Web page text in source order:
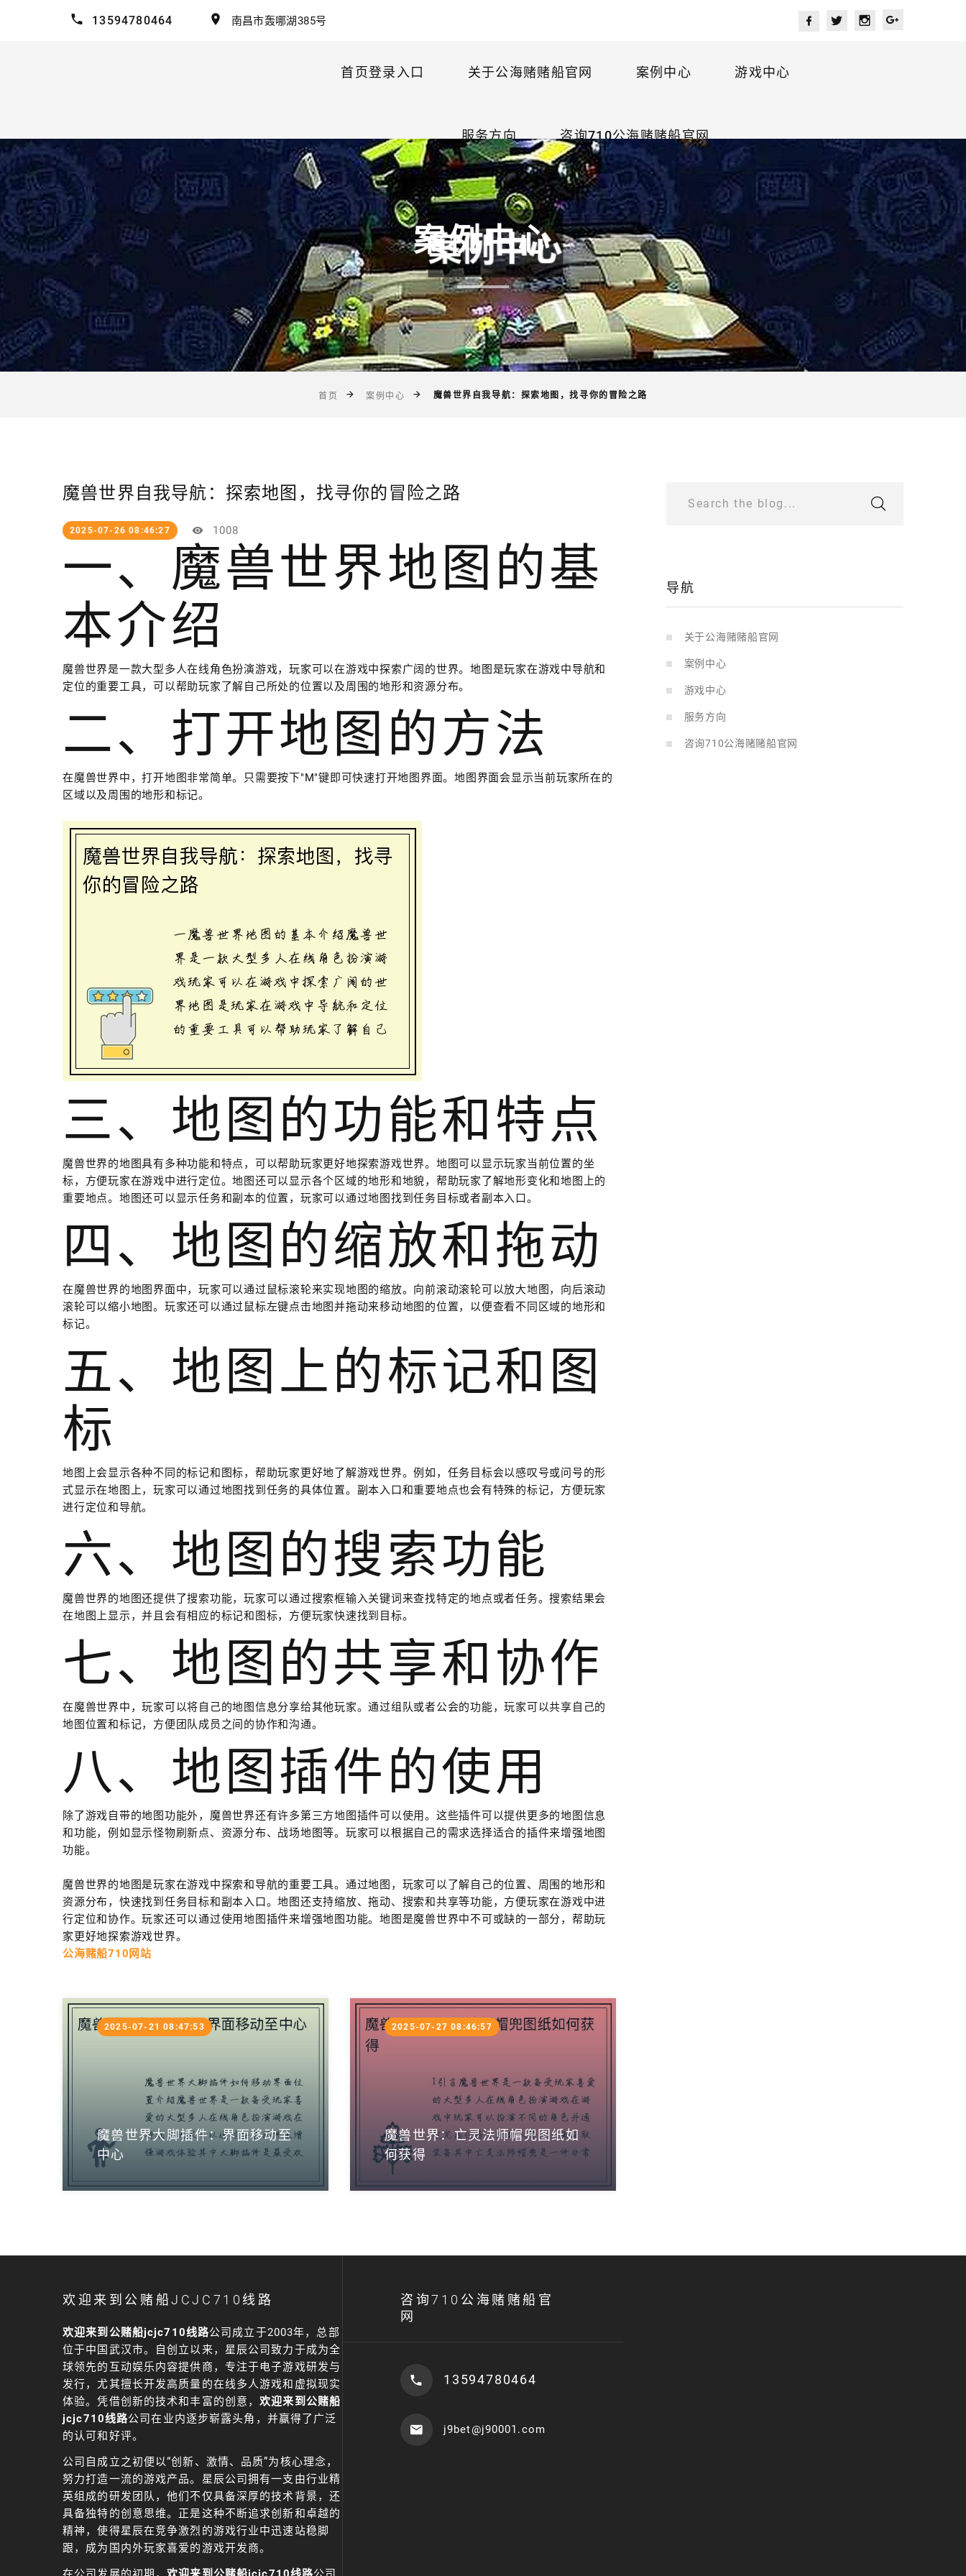
13594780464 南昌市轰哪湖385号
首页登录入口 关于公海赌赌船官网 案例中心 游戏中心
服务方向 咨询710公海赌赌船官网
案例中心
首页 案例中心 魔兽世界自我导航：探索地图，找寻你的冒险之路
魔兽世界自我导航：探索地图，找寻你的冒险之路
2025-07-26 08:46:27 1008
一、魔兽世界地图的基
本介绍
魔兽世界是一款大型多人在线角色扮演游戏，玩家可以在游戏中探索广阔的世界。地图是玩家在游戏中导航和
定位的重要工具，可以帮助玩家了解自己所处的位置以及周围的地形和资源分布。
二、打开地图的方法
在魔兽世界中，打开地图非常简单。只需要按下"M"键即可快速打开地图界面。地图界面会显示当前玩家所在的
区域以及周围的地形和标记。
三、地图的功能和特点
魔兽世界的地图具有多种功能和特点，可以帮助玩家更好地探索游戏世界。地图可以显示玩家当前位置的坐
标，方便玩家在游戏中进行定位。地图还可以显示各个区域的地形和地貌，帮助玩家了解地形变化和地图上的
重要地点。地图还可以显示任务和副本的位置，玩家可以通过地图找到任务目标或者副本入口。
四、地图的缩放和拖动
在魔兽世界的地图界面中，玩家可以通过鼠标滚轮来实现地图的缩放。向前滚动滚轮可以放大地图，向后滚动
滚轮可以缩小地图。玩家还可以通过鼠标左键点击地图并拖动来移动地图的位置，以便查看不同区域的地形和
标记。
五、地图上的标记和图
标
地图上会显示各种不同的标记和图标，帮助玩家更好地了解游戏世界。例如，任务目标会以感叹号或问号的形
式显示在地图上，玩家可以通过地图找到任务的具体位置。副本入口和重要地点也会有特殊的标记，方便玩家
进行定位和导航。
六、地图的搜索功能
魔兽世界的地图还提供了搜索功能，玩家可以通过搜索框输入关键词来查找特定的地点或者任务。搜索结果会
在地图上显示，并且会有相应的标记和图标，方便玩家快速找到目标。
七、地图的共享和协作
在魔兽世界中，玩家可以将自己的地图信息分享给其他玩家。通过组队或者公会的功能，玩家可以共享自己的
地图位置和标记，方便团队成员之间的协作和沟通。
八、地图插件的使用
除了游戏自带的地图功能外，魔兽世界还有许多第三方地图插件可以使用。这些插件可以提供更多的地图信息
和功能，例如显示怪物刷新点、资源分布、战场地图等。玩家可以根据自己的需求选择适合的插件来增强地图
功能。
魔兽世界的地图是玩家在游戏中探索和导航的重要工具。通过地图，玩家可以了解自己的位置、周围的地形和
资源分布，快速找到任务目标和副本入口。地图还支持缩放、拖动、搜索和共享等功能，方便玩家在游戏中进
行定位和协作。玩家还可以通过使用地图插件来增强地图功能。地图是魔兽世界中不可或缺的一部分，帮助玩
家更好地探索游戏世界。
公海赌船710网站
魔兽世界大脚插件：界面移动至
中心
2025-07-21 08:47:53
魔兽世界：亡灵法师帽兜图纸如
何获得
2025-07-27 08:46:57
Search the blog...
导航
关于公海赌赌船官网
案例中心
游戏中心
服务方向
咨询710公海赌赌船官网
欢迎来到公赌船JCJC710线路
欢迎来到公赌船jcjc710线路公司成立于2003年，总部
位于中国武汉市。自创立以来，星辰公司致力于成为全
球领先的互动娱乐内容提供商，专注于电子游戏研发与
发行，尤其擅长开发高质量的在线多人游戏和虚拟现实
体验。凭借创新的技术和丰富的创意，欢迎来到公赌船
jcjc710线路公司在业内逐步崭露头角，并赢得了广泛
的认可和好评。
公司自成立之初便以“创新、激情、品质”为核心理念，
努力打造一流的游戏产品。星辰公司拥有一支由行业精
英组成的研发团队，他们不仅具备深厚的技术背景，还
具备独特的创意思维。正是这种不断追求创新和卓越的
精神，使得星辰在竞争激烈的游戏行业中迅速站稳脚
跟，成为国内外玩家喜爱的游戏开发商。
咨询710公海赌赌船官
网
13594780464
j9bet@j90001.com